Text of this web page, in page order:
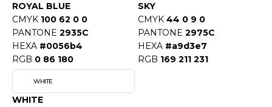
ROYAL BLUE
CMYK 100 62 0 0
PANTONE 2935C
HEXA #0056b4
RGB 0 86 180
SKY
CMYK 44 0 9 0
PANTONE 2975C
HEXA #a9d3e7
RGB 169 211 231
WHITE
WHITE